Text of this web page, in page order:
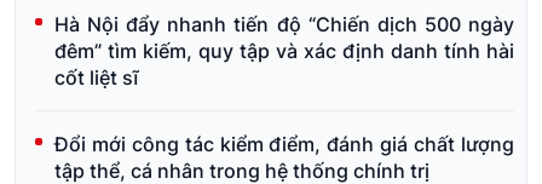
Hà Nội đẩy nhanh tiến độ “Chiến dịch 500 ngày
đêm” tìm kiếm, quy tập và xác định danh tính hài
cốt liệt sĩ
Đổi mới công tác kiểm điểm, đánh giá chất lượng
tập thể, cá nhân trong hệ thống chính trị